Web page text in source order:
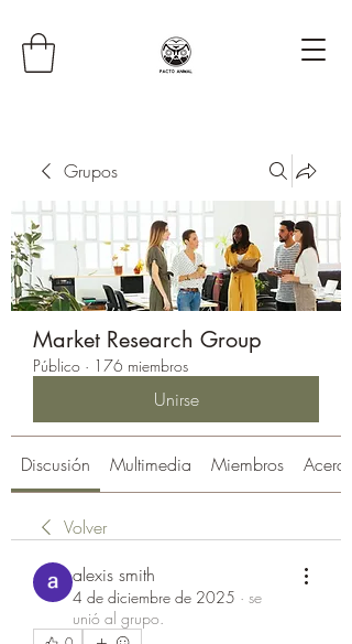
Grupos
Market Research Group
Público · 176 miembros
Unirse
Discusión Multimedia Miembros Acerca
Volver
alexis smith
4 de diciembre de 2025 · se
unió al grupo.